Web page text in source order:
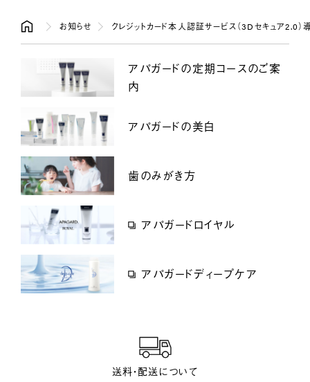
お知らせ クレジットカード本人認証サービス（3Dセキュア2.0
アパガードの定期コースのご案
内
アパガードの美白
歯のみがき方
アパガードロイヤル
アパガードディープケア
送料・配送について